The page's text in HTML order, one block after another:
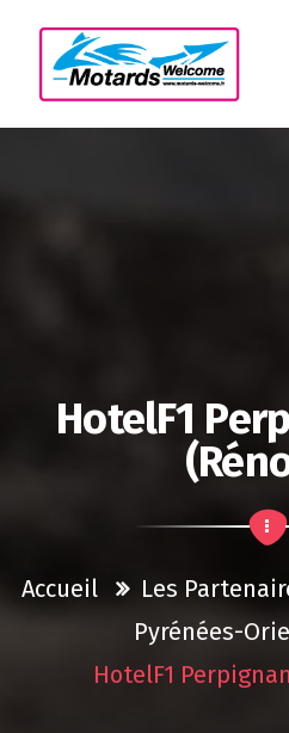
contenu
HotelF1
Accueil Les
Pyrénées-
HotelF1